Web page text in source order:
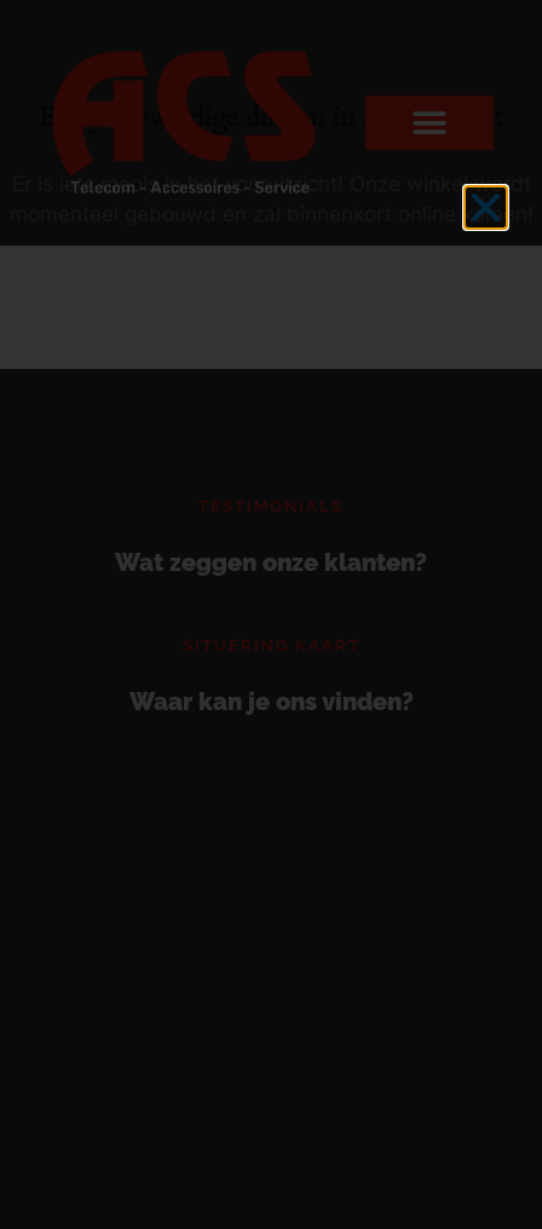
Er zijn geweldige dingen in het verschiet
Er is iets moois in het vooruitzicht! Onze winkel wordt
momenteel gebouwd en zal binnenkort online komen!
TESTIMONIALS
Wat zeggen onze klanten?
SITUERING KAART
Waar kan je ons vinden?